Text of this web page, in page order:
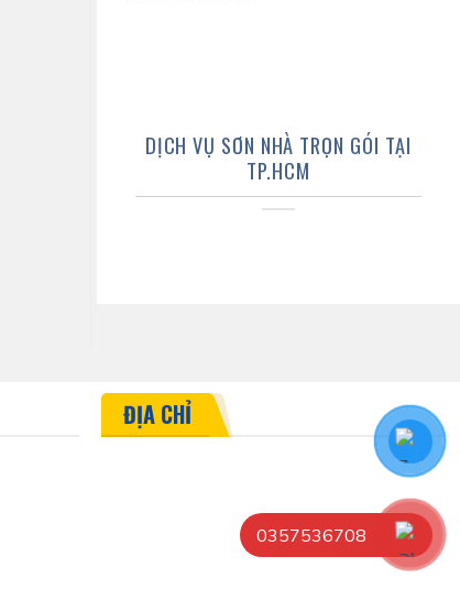
DỊCH VỤ SƠN NHÀ TRỌN GÓI TẠI
TP.HCM
ĐỊA CHỈ
0357536708